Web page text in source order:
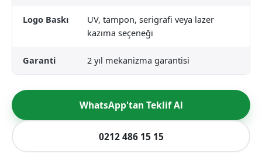
Logo Baskı
UV, tampon, serigrafi veya lazer
kazıma seçeneği
Garanti 2 yıl mekanizma garantisi
WhatsApp'tan Teklif Al
0212 486 15 15